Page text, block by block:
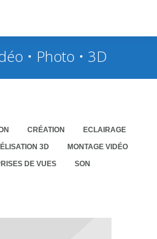
• Photo • 3D
CRÉATION
ECLAIRAGE
3D
MONTAGE VIDÉO
DE VUES SON